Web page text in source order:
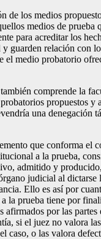
de los medios
medios de prueba
para acreditar los
guarden relación con
el medio probatorio
comprende la
propuestos y
una denegación
que conforma el
a la prueba,
admitido y
judicial al dictarse
Ello es así por
la prueba tiene por
afirmados por las partes
si el juez no valora
caso, o las valora